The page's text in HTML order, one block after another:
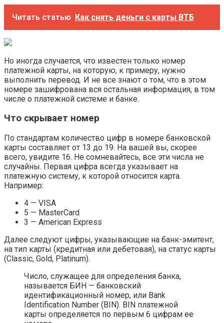
Читать статью Как снять деньги с карты ВТБ
Но иногда случается, что известен только номер
платежной карты, на которую, к примеру, нужно
выполнить перевод. И не все знают о том, что в этом
номере зашифрована вся остальная информация, в том
числе о платежной системе и банке.
Что скрывает номер
По стандартам количество цифр в номере банковской
карты составляет от 13 до 19. На вашей вы, скорее
всего, увидите 16. Не сомневайтесь, все эти числа не
случайны. Первая цифра всегда указывает на
платежную систему, к которой относится карта.
Например:
4 — VISA
5 — MasterCard
3 — American Express
Далее следуют цифры, указывающие на банк-эмитент,
на тип карты (кредитная или дебетовая), на статус карты
(Classic, Gold, Platinum).
Число, служащее для определения банка,
называется БИН — банковский
идентификационный номер, или Bank
Identification Number (BIN). BIN платежной
карты определяется по первым 6 цифрам ее